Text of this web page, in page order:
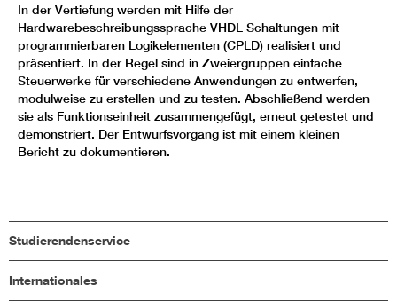
In der Vertiefung werden mit Hilfe der
Hardwarebeschreibungssprache VHDL Schaltungen mit
programmierbaren Logikelementen (CPLD) realisiert und
präsentiert. In der Regel sind in Zweiergruppen einfache
Steuerwerke für verschiedene Anwendungen zu entwerfen,
modulweise zu erstellen und zu testen. Abschließend werden
sie als Funktionseinheit zusammengefügt, erneut getestet und
demonstriert. Der Entwurfsvorgang ist mit einem kleinen
Bericht zu dokumentieren.
Studierendenservice
Internationales